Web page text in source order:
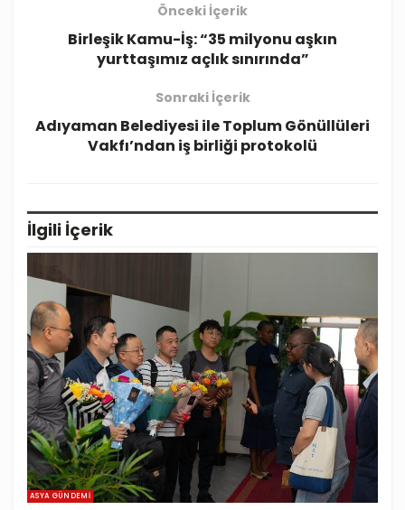
Önceki İçerik
Birleşik Kamu-İş: “35 milyonu aşkın
yurttaşımız açlık sınırında”
Sonraki İçerik
Adıyaman Belediyesi ile Toplum Gönüllüleri
Vakfı’ndan iş birliği protokolü
İlgili İçerik
ASYA GÜNDEMI